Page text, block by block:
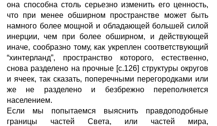
она способна столь серьезно изменить его ценность,
что при менее обширном пространстве может быть
намного более мощной и обладающей большей силой
инерции, чем при более обширном, и действующей
иначе, сообразно тому, как укреплен соответствующий
“хинтерланд”, пространство которого, естественно,
снова разделено на прочные [с.126] структуры округов
и ячеек, так сказать, поперечными перегородками или
же не разделено и безбрежно переполняется
населением.
Если мы попытаемся выяснить правдоподобные
границы частей Света, или частей мира,